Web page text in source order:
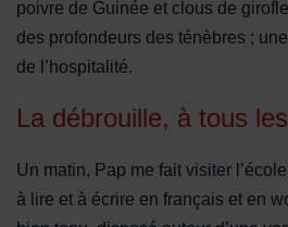
poivre de Guinée et clous de
des profondeurs des ténèbres ;
de l’hospitalité.
La débrouille, à tous
Un matin, Pap me fait visiter
à lire et à écrire en français et en